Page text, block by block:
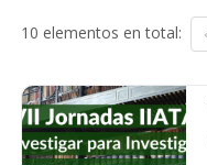
10 elementos en total: